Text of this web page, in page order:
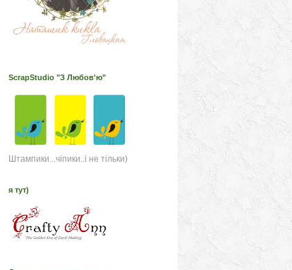
ScrapStudio "З Любов'ю"
Штампики...чіпики..і не тільки)
я тут)